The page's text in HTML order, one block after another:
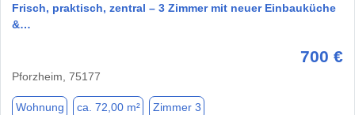
Frisch, praktisch, zentral – 3 Zimmer mit neuer Einbauküche
&…
700 €
Pforzheim, 75177
Wohnung ca. 72,00 m² Zimmer 3